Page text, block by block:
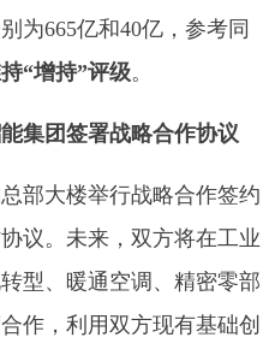
为665亿和40亿，参考同
“增持”评级。
集团签署战略合作协议
部大楼举行战略合作签约
议。未来，双方将在工业
型、暖通空调、精密零部
作，利用双方现有基础创